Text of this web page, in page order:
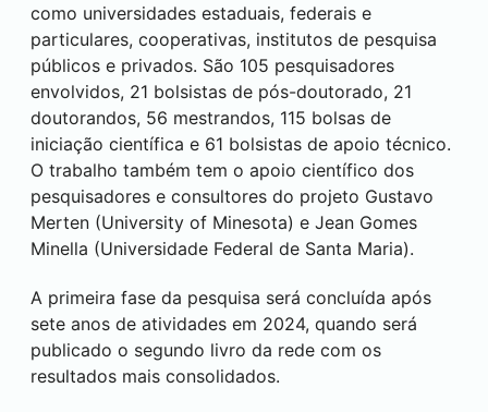
como universidades estaduais, federais e
particulares, cooperativas, institutos de pesquisa
públicos e privados. São 105 pesquisadores
envolvidos, 21 bolsistas de pós-doutorado, 21
doutorandos, 56 mestrandos, 115 bolsas de
iniciação científica e 61 bolsistas de apoio técnico.
O trabalho também tem o apoio científico dos
pesquisadores e consultores do projeto Gustavo
Merten (University of Minesota) e Jean Gomes
Minella (Universidade Federal de Santa Maria).
A primeira fase da pesquisa será concluída após
sete anos de atividades em 2024, quando será
publicado o segundo livro da rede com os
resultados mais consolidados.